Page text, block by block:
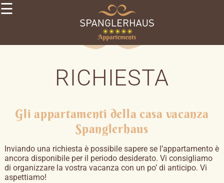
☰
×
Estate
APPARTAMENTI
Appartamento
cembro
IMPRESSIONI
IT
DE
EN
RICHIESTA
Gli appartamenti della casa vacanza
Spanglerhaus
Inviando una richiesta è possibile sapere se l’appartamento è
ancora disponibile per il periodo desiderato. Vi consigliamo
di organizzare la vostra vacanza con un po’ di anticipo. Vi
aspettiamo!